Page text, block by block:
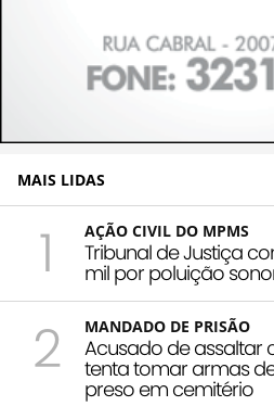
MAIS LIDAS
1 AÇÃO CIVIL DO MPMS
Tribunal de Justiça
mil por poluição
2 MANDADO DE PRISÃO
Acusado de assaltar
tenta tomar armas
preso em cemitério